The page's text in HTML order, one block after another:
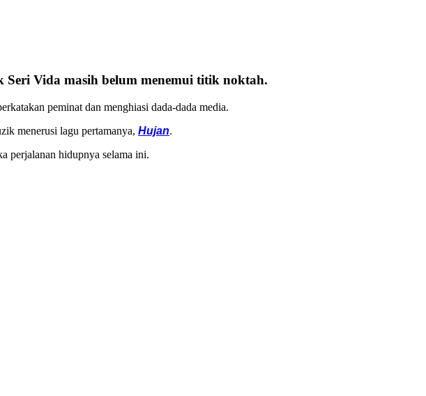
Vida masih belum menemui titik noktah.
peminat dan menghiasi dada-dada media.
menerusi lagu pertamanya, Hujan.
perjalanan hidupnya selama ini.